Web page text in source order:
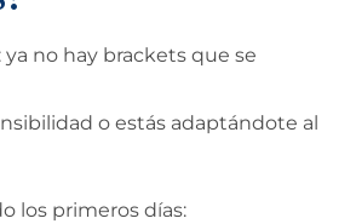
no hay brackets que se
o estás adaptándote al
los primeros días: